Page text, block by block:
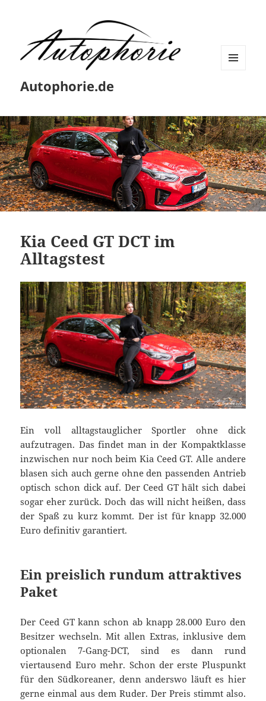
Autophorie.de
Kia Ceed GT DCT im
Alltagstest
Ein voll alltagstauglicher Sportler ohne dick
aufzutragen. Das findet man in der Kompaktklasse
inzwischen nur noch beim Kia Ceed GT. Alle andere
blasen sich auch gerne ohne den passenden Antrieb
optisch schon dick auf. Der Ceed GT hält sich dabei
sogar eher zurück. Doch das will nicht heißen, dass
der Spaß zu kurz kommt. Der ist für knapp 32.000
Euro definitiv garantiert.
Ein preislich rundum attraktives
Paket
Der Ceed GT kann schon ab knapp 28.000 Euro den
Besitzer wechseln. Mit allen Extras, inklusive dem
optionalen 7-Gang-DCT, sind es dann rund
viertausend Euro mehr. Schon der erste Pluspunkt
für den Südkoreaner, denn anderswo läuft es hier
gerne einmal aus dem Ruder. Der Preis stimmt also.